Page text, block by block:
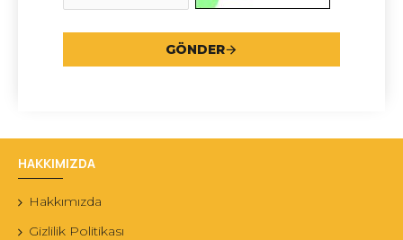
GÖNDER
HAKKIMIZDA
Hakkımızda
Gizlilik Politikası